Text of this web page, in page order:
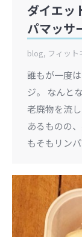
ダイエッ
パマッサ
blog, フィット
誰もが一度
ジ。 なんと
老廃物を流
あるものの
もそもリン